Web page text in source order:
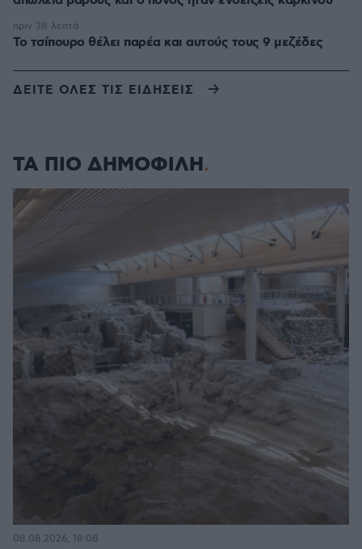
Το τσίπουρο θέλει παρέα και αυτούς τους 9 μεζέδες
πριν 38 λεπτά
ΔΕΙΤΕ ΟΛΕΣ ΤΙΣ ΕΙΔΗΣΕΙΣ
ΤΑ ΠΙΟ ΔΗΜΟΦΙΛΗ
08.08.2026, 18:08